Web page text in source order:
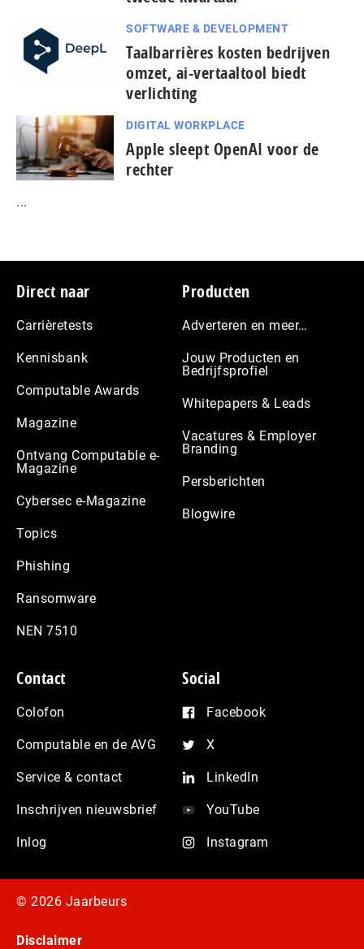
SOFTWARE & DEVELOPMENT
Taal­bar­ri­è­res kosten bedrijven
omzet, ai-vertaaltool biedt
verlichting
DIGITAL WORKPLACE
Apple sleept OpenAI voor de
rechter
...
Footer
Direct naar
Carrièretests
Kennisbank
Computable Awards
Magazine
Ontvang Computable e-
Magazine
Cybersec e-Magazine
Topics
Phishing
Ransomware
NEN 7510
Producten
Adverteren en meer…
Jouw Producten en
Bedrijfsprofiel
Whitepapers & Leads
Vacatures & Employer
Branding
Persberichten
Blogwire
Contact
Colofon
Computable en de AVG
Service & contact
Inschrijven nieuwsbrief
Inlog
Social
Facebook
X
LinkedIn
YouTube
Instagram
© 2026 Jaarbeurs
Disclaimer